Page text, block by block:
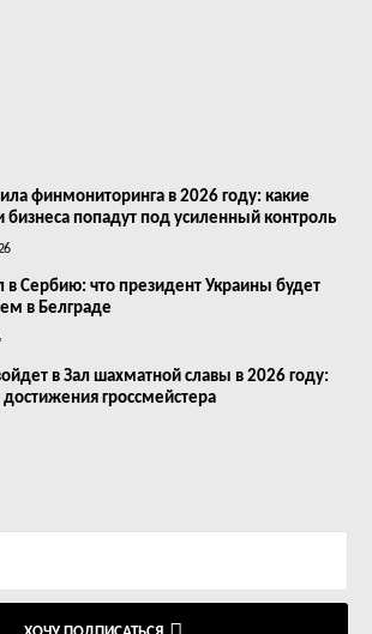
финмониторинга в 2026 году: какие
бизнеса попадут под усиленный контроль
в Сербию: что президент Украины будет
в Белграде
в Зал шахматной славы в 2026 году:
гроссмейстера